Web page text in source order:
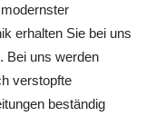
erhalten Sie bei uns
Bei uns werden
verstopfte
beständig